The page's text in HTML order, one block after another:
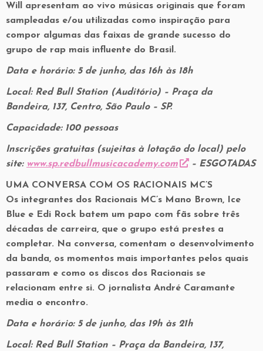
Will apresentam ao vivo músicas originais que foram
sampleadas e/ou utilizadas como inspiração para
compor algumas das faixas de grande sucesso do
grupo de rap mais influente do Brasil.
Data e horário: 5 de junho, das 16h às 18h
Local: Red Bull Station (Auditório) – Praça da
Bandeira, 137, Centro, São Paulo – SP.
Capacidade: 100 pessoas
Inscrições gratuitas (sujeitas à lotação do local) pelo
site: www.sp.redbullmusicacademy.com – ESGOTADAS
UMA CONVERSA COM OS RACIONAIS MC’S
Os integrantes dos Racionais MC’s Mano Brown, Ice
Blue e Edi Rock batem um papo com fãs sobre três
décadas de carreira, que o grupo está prestes a
completar. Na conversa, comentam o desenvolvimento
da banda, os momentos mais importantes pelos quais
passaram e como os discos dos Racionais se
relacionam entre si. O jornalista André Caramante
media o encontro.
Data e horário: 5 de junho, das 19h às 21h
Local: Red Bull Station – Praça da Bandeira, 137,